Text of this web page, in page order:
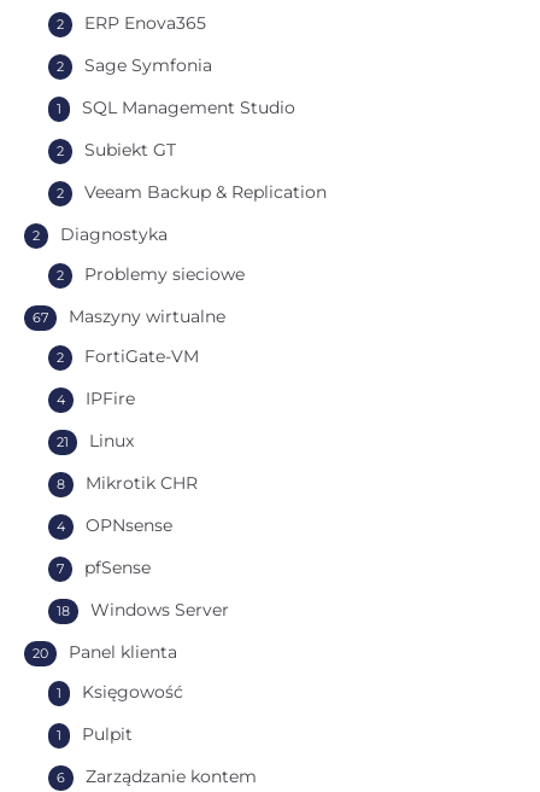
ERP Enova365
2
Sage Symfonia
2
SQL Management Studio
1
Subiekt GT
2
Veeam Backup & Replication
2
Diagnostyka
2
Problemy sieciowe
2
Maszyny wirtualne
67
FortiGate-VM
2
IPFire
4
Linux
21
Mikrotik CHR
8
OPNsense
4
pfSense
7
Windows Server
18
Panel klienta
20
Księgowość
1
Pulpit
1
Zarządzanie kontem
6